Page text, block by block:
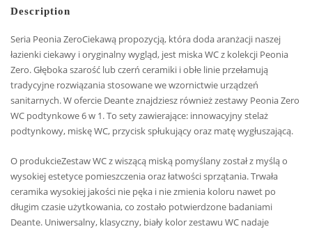
Description
Seria Peonia ZeroCiekawą propozycją, która doda aranżacji naszej
łazienki ciekawy i oryginalny wygląd, jest miska WC z kolekcji Peonia
Zero. Głęboka szarość lub czerń ceramiki i obłe linie przełamują
tradycyjne rozwiązania stosowane we wzornictwie urządzeń
sanitarnych. W ofercie Deante znajdziesz również zestawy Peonia Zero
WC podtynkowe 6 w 1. To sety zawierające: innowacyjny stelaż
podtynkowy, miskę WC, przycisk spłukujący oraz matę wygłuszającą.
O produkcieZestaw WC z wiszącą miską pomyślany został z myślą o
wysokiej estetyce pomieszczenia oraz łatwości sprzątania. Trwała
ceramika wysokiej jakości nie pęka i nie zmienia koloru nawet po
długim czasie użytkowania, co zostało potwierdzone badaniami
Deante. Uniwersalny, klasyczny, biały kolor zestawu WC nadaje